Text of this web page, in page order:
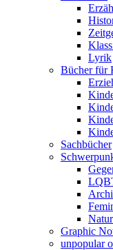
Lyrik
Bücher für
Sachbücher
Graphic
unpopular